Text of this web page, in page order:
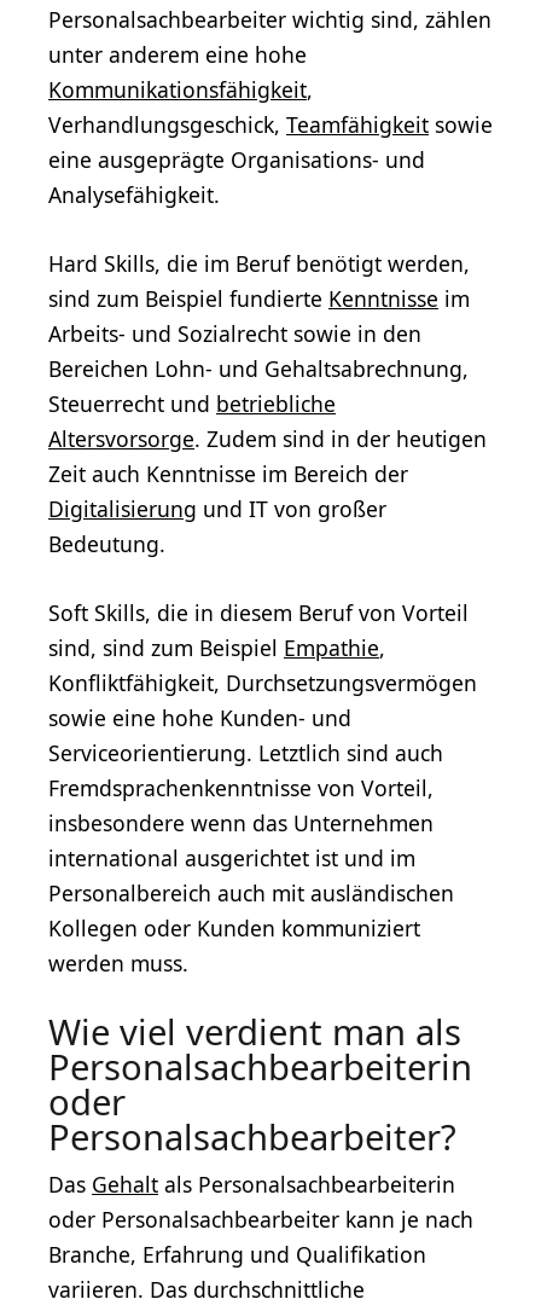
Personalsachbearbeiter wichtig sind, zählen
unter anderem eine hohe
Kommunikationsfähigkeit,
Verhandlungsgeschick, Teamfähigkeit sowie
eine ausgeprägte Organisations- und
Analysefähigkeit.
Hard Skills, die im Beruf benötigt werden,
sind zum Beispiel fundierte Kenntnisse im
Arbeits- und Sozialrecht sowie in den
Bereichen Lohn- und Gehaltsabrechnung,
Steuerrecht und betriebliche
Altersvorsorge. Zudem sind in der heutigen
Zeit auch Kenntnisse im Bereich der
Digitalisierung und IT von großer
Bedeutung.
Soft Skills, die in diesem Beruf von Vorteil
sind, sind zum Beispiel Empathie,
Konfliktfähigkeit, Durchsetzungsvermögen
sowie eine hohe Kunden- und
Serviceorientierung. Letztlich sind auch
Fremdsprachenkenntnisse von Vorteil,
insbesondere wenn das Unternehmen
international ausgerichtet ist und im
Personalbereich auch mit ausländischen
Kollegen oder Kunden kommuniziert
werden muss.
Wie viel verdient man als
Personalsachbearbeiterin
oder
Personalsachbearbeiter?
Das Gehalt als Personalsachbearbeiterin
oder Personalsachbearbeiter kann je nach
Branche, Erfahrung und Qualifikation
variieren. Das durchschnittliche